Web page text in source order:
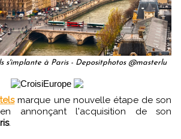
s'implante à Paris - Depositphotos @masterlu
marque une nouvelle étape de son
annonçant l'acquisition de son
.